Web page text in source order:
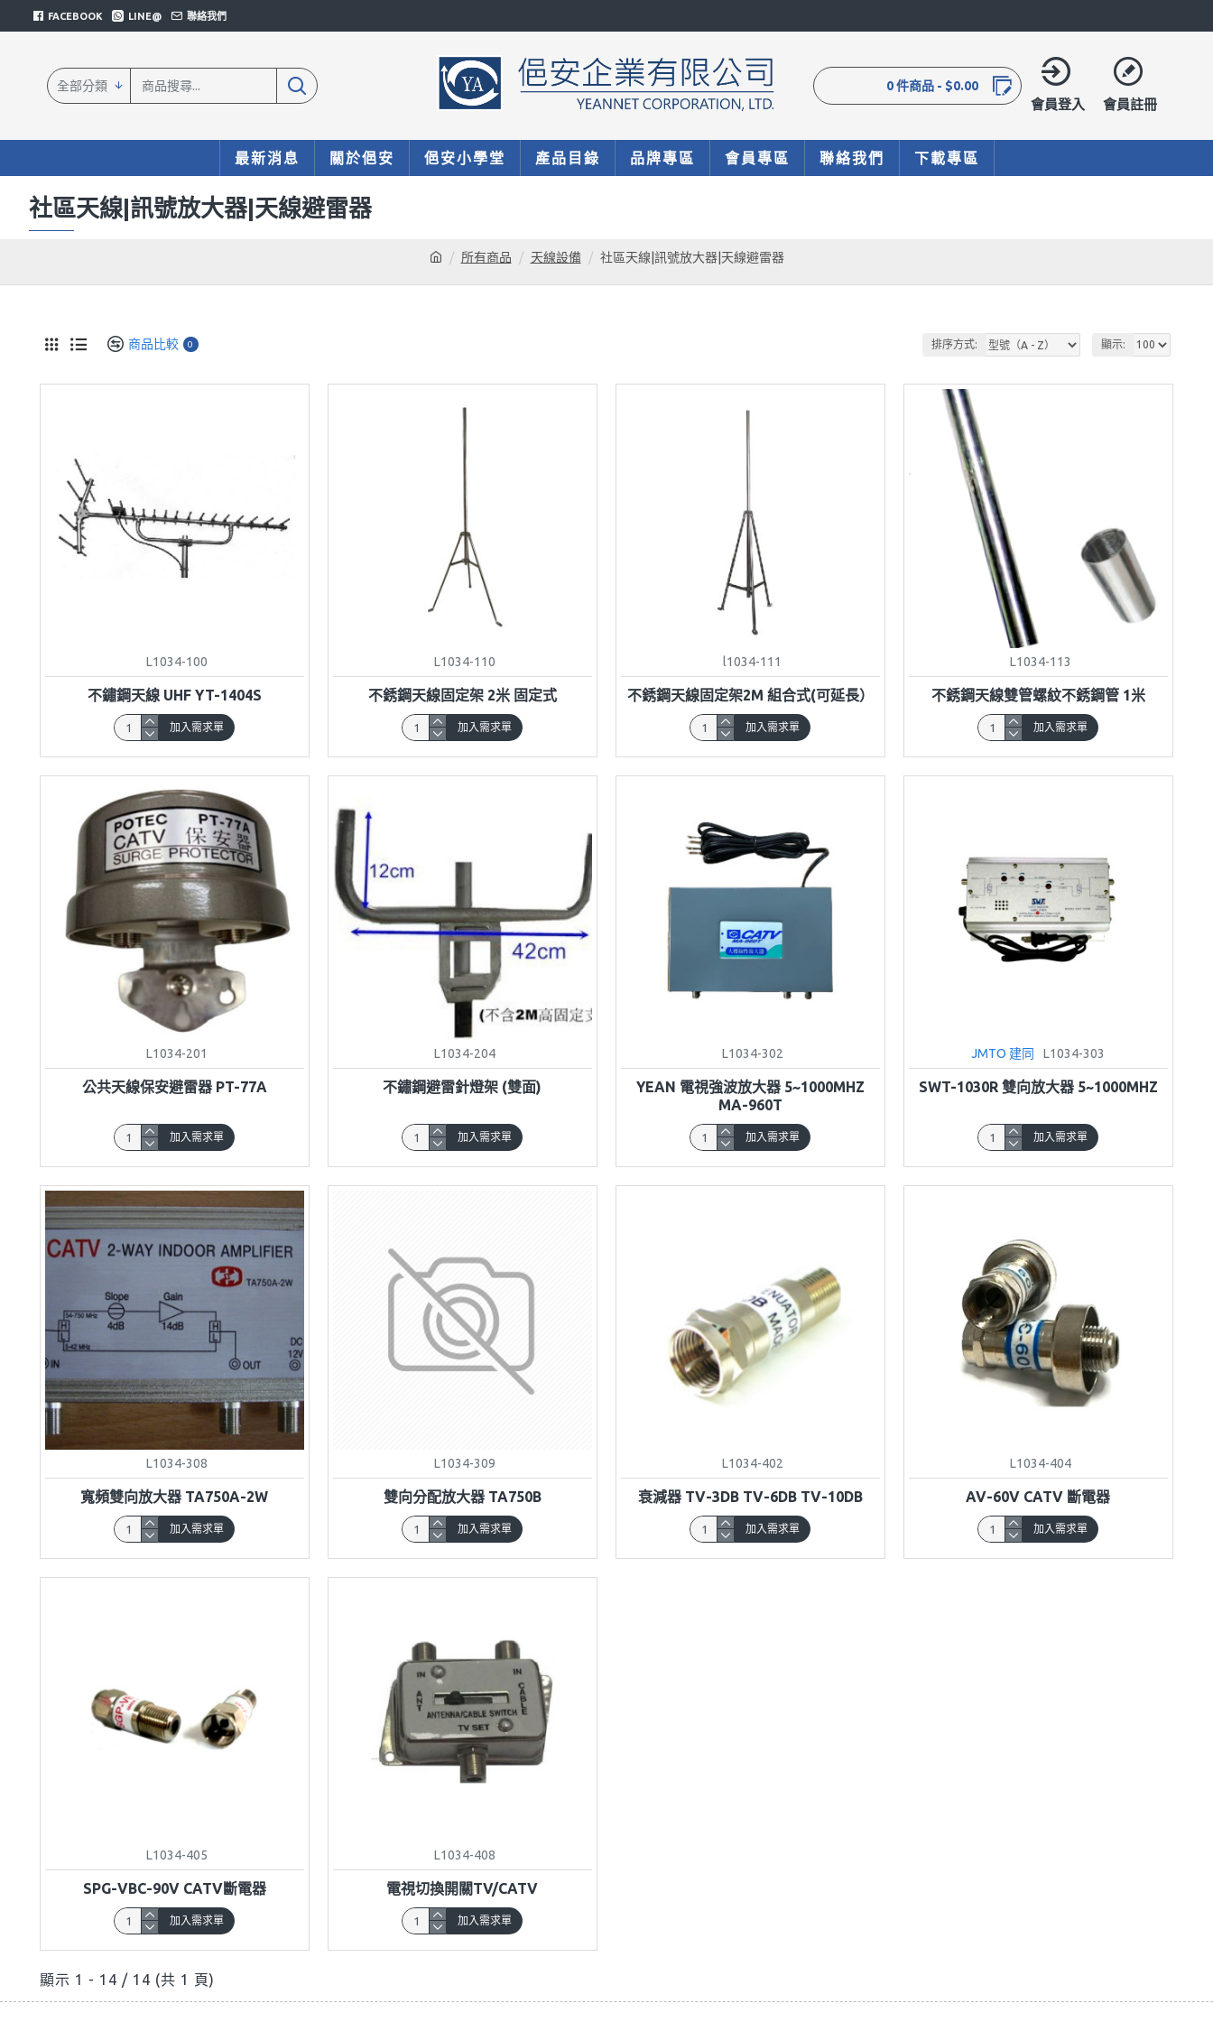
FACEBOOK LINE@ 聯絡我們
全部分類
會員登入 會員註冊
0 件商品 - $0.00
最新消息 關於俋安 俋安小學堂 產品目錄 品牌專區 會員專區 聯絡我們 下載專區
所有商品 天線設備 社區天線|訊號放大器|天線避雷器
社區天線|訊號放大器|天線避雷器
商品比較 0 排序方式: 顯示:
L1034-100
不鏽鋼天線 UHF YT-1404S
加入需求單
L1034-110
不銹鋼天線固定架 2米 固定式
加入需求單
l1034-111
不銹鋼天線固定架2M 組合式(可延長）
加入需求單
L1034-113
不銹鋼天線雙管螺紋不銹鋼管 1米
加入需求單
L1034-201
公共天線保安避雷器 PT-77A
加入需求單
L1034-204
不鏽鋼避雷針燈架 (雙面)
加入需求單
L1034-302
YEAN 電視強波放大器 5~1000MHZ
MA-960T
加入需求單
JMTO 建同 L1034-303
SWT-1030R 雙向放大器 5~1000MHZ
加入需求單
L1034-308
寬頻雙向放大器 TA750A-2W
加入需求單
L1034-309
雙向分配放大器 TA750B
加入需求單
L1034-402
衰減器 TV-3DB TV-6DB TV-10DB
加入需求單
L1034-404
AV-60V CATV 斷電器
加入需求單
L1034-405
SPG-VBC-90V CATV斷電器
加入需求單
L1034-408
電視切換開關TV/CATV
加入需求單
顯示 1 - 14 / 14 (共 1 頁)